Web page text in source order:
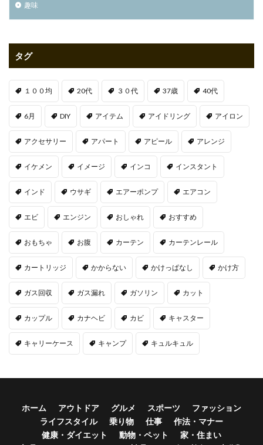
趣味
タグ
１００均 20代 ３０代 37歳 40代
6月 DIY アイテム アイドリング アイロン
アクセサリー アパート アピール アレンジ
イケメン イメージ インコ インスタント
インド ウサギ エアーポンプ エアコン
エビ エンジン おしゃれ おすすめ
おもちゃ お腹 カーテン カーテンレール
カートリッジ かからない かけっぱなし かけ方
ガス回収 ガス漏れ ガソリン カット
カップル カナヘビ カビ キャスター
キャリーケース キャンプ キュルキュル
ホーム アウトドア グルメ スポーツ
ファッション
ライフスタイル
乗り物 仕事
作法・マナー
健康・ダイエット
動物・ペット
家・住まい